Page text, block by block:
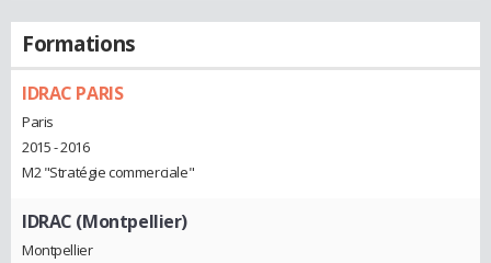
Formations
IDRAC PARIS
Paris
2015 - 2016
M2 "Stratégie commerciale"
IDRAC (Montpellier)
Montpellier